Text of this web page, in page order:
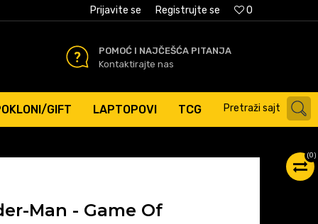
PLATNIM KARTICAMA 0
Prijavite se Registrujte se
POMOĆ I NAJČEŠĆA PITANJA
Kontaktirajte nas
GIFT LAPTOPOVI TCG Pretraži sajt
(0)
Man - Game Of